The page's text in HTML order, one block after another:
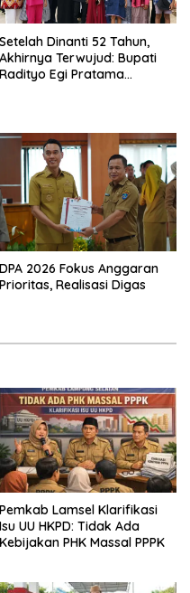
Setelah Dinanti 52 Tahun,
Akhirnya Terwujud: Bupati
Radityo Egi Pratama
DPA 2026 Fokus Anggaran
Prioritas, Realisasi Digas
Pemkab Lamsel Klarifikasi
Isu UU HKPD: Tidak Ada
Kebijakan PHK Massal PPPK